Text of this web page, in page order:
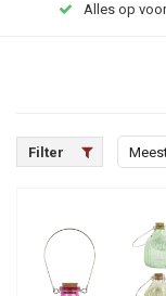
Alles op
Filter